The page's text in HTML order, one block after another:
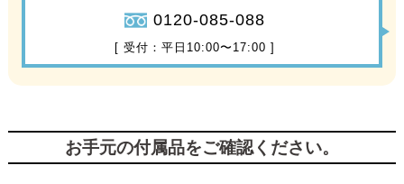
0120-085-088
[ 受付：平日10:00〜17:00 ]
お手元の付属品をご確認ください。